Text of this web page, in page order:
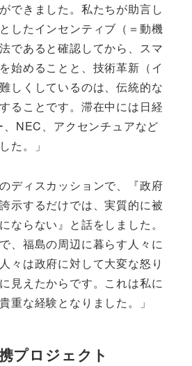
できました。私たちが助言し
したインセンティブ（＝動機
であると確認してから、スマ
始めることと、技術革新（イ
しくしているのは、伝統的な
ることです。滞在中には日経
NEC、アクセンチュアなど
た。」
ディスカッションで、『政府
示するだけでは、実質的に被
ならない』と話をしました。
、福島の周辺に暮らす人々に
々は政府に対して大変な怒り
見えたからです。これは私に
重な経験となりました。」
プロジェクト